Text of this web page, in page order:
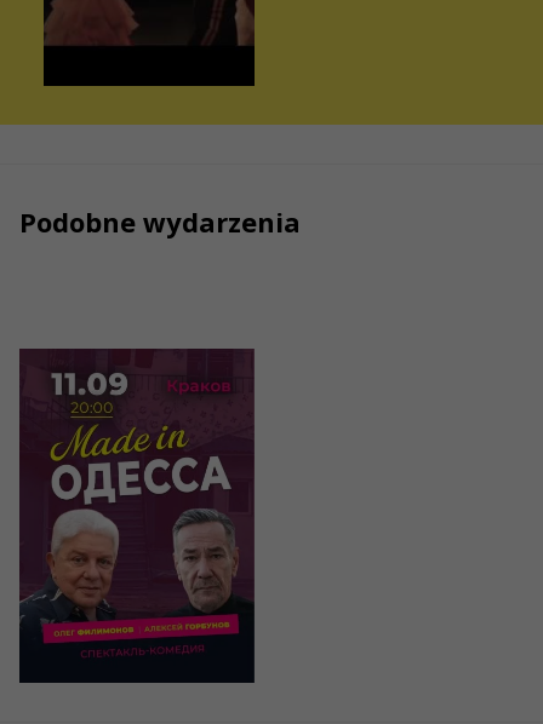
Podobne wydarzenia
11/09/2026
Спектакль
«Made in
Одесса»
Kraków, Premier
Kraków Hotel
95 - 330 PLN